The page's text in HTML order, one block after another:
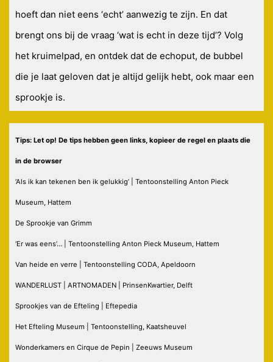
hoeft dan niet eens ‘echt’ aanwezig te zijn. En dat
brengt ons bij de vraag ‘wat is echt in deze tijd’? Volg
het kruimelpad, en ontdek dat de echoput, de bubbel
die je laat geloven dat je altijd gelijk hebt, ook maar een
sprookje is.
Tips: Let op! De tips hebben geen links, kopieer de regel en plaats die
in de browser
‘Als ik kan tekenen ben ik gelukkig’ | Tentoonstelling Anton Pieck
Museum, Hattem
De Sprookje van Grimm
‘Er was eens’… | Tentoonstelling Anton Pieck Museum, Hattem
Van heide en verre | Tentoonstelling CODA, Apeldoorn
WANDERLUST | ARTNOMADEN | PrinsenKwartier, Delft
Sprookjes van de Efteling | Eftepedia
Het Efteling Museum | Tentoonstelling, Kaatsheuvel
Wonderkamers en Cirque de Pepin | Zeeuws Museum